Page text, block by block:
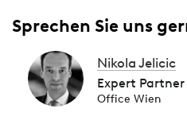
Sprechen Sie uns
Nikola Jelicic
Expert Partner
Office Wien